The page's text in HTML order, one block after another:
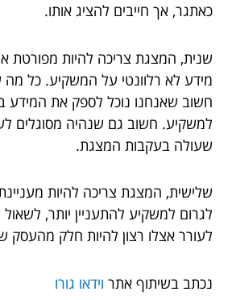
כאתגר, אך חייבים להציג אותו.
שנית, המצגת צריכה להיות מפורטת
מידע לא רלוונטי על המשקיע. כל
חשוב שאנחנו נוכל לספק את המידע
למשקיע. חשוב גם שנהיה מסוגלים
שעולה בעקבות המצגת.
שלישית, המצגת צריכה להיות
לגרום למשקיע להתעניין יותר,
לעורר אצלו רצון להיות חלק מהעסק
נכתב בשיתוף אתר וידאו גורו